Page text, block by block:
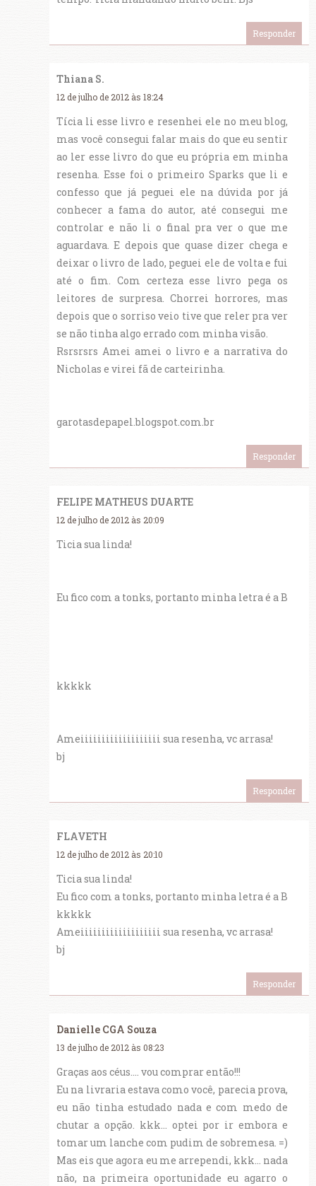
Responder
Thiana S.
12 de julho de 2012 às 18:24
Tícia li esse livro e resenhei ele no meu blog,
mas você consegui falar mais do que eu sentir
ao ler esse livro do que eu própria em minha
resenha. Esse foi o primeiro Sparks que li e
confesso que já peguei ele na dúvida por já
conhecer a fama do autor, até consegui me
controlar e não li o final pra ver o que me
aguardava. E depois que quase dizer chega e
deixar o livro de lado, peguei ele de volta e fui
até o fim. Com certeza esse livro pega os
leitores de surpresa. Chorrei horrores, mas
depois que o sorriso veio tive que reler pra ver
se não tinha algo errado com minha visão.
Rsrsrsrs Amei amei o livro e a narrativa do
Nicholas e virei fã de carteirinha.
garotasdepapel.blogspot.com.br
Responder
FELIPE MATHEUS DUARTE
12 de julho de 2012 às 20:09
Ticia sua linda!
Eu fico com a tonks, portanto minha letra é a B
kkkkk
Ameiiiiiiiiiiiiiiiiiii sua resenha, vc arrasa!
bj
Responder
FLAVETH
12 de julho de 2012 às 20:10
Ticia sua linda!
Eu fico com a tonks, portanto minha letra é a B
kkkkk
Ameiiiiiiiiiiiiiiiiiii sua resenha, vc arrasa!
bj
Responder
Danielle CGA Souza
13 de julho de 2012 às 08:23
Graças aos céus.... vou comprar então!!!
Eu na livraria estava como você, parecia prova,
eu não tinha estudado nada e com medo de
chutar a opção. kkk... optei por ir embora e
tomar um lanche com pudim de sobremesa. =)
Mas eis que agora eu me arrependi, kkk... nada
não, na primeira oportunidade eu agarro o